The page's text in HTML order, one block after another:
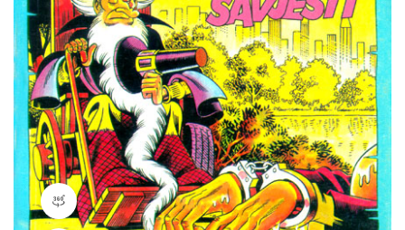
360 product view